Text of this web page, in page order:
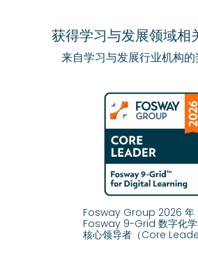
获得学习与发展领域相
来自学习与发展行业机构
Fosway Group 2026 年
Fosway 9-Grid 数字化
核心领导者（Core